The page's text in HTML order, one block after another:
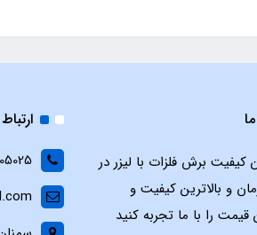
کیفیت برش فلزات با لیزر در
و بالاترین کیفیت و
را با ما تجربه کنید